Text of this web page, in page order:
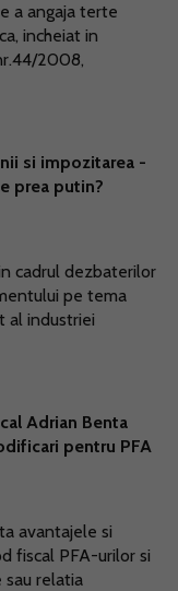
a angaja terte
incheiat in
2008,
si impozitarea -
prea putin?
cadrul dezbaterilor
pe tema
al industriei
Adrian Benta
pentru PFA
avantajele si
fiscal PFA-urilor si
sau relatia